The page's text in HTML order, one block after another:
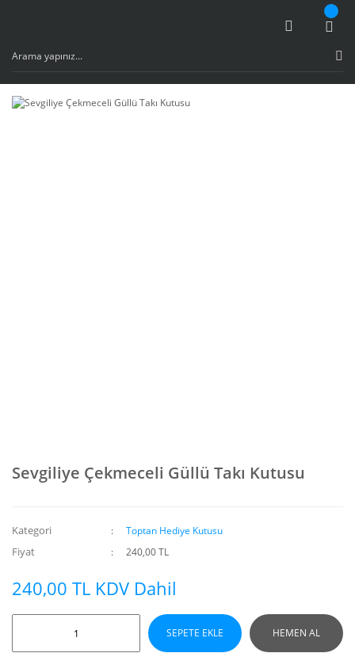
Sevgiliye Çekmeceli Güllü Takı Kutusu
Kategori Toptan Hediye Kutusu
Fiyat 240,00 TL
240,00 TL KDV Dahil
SEPETE EKLE HEMEN AL